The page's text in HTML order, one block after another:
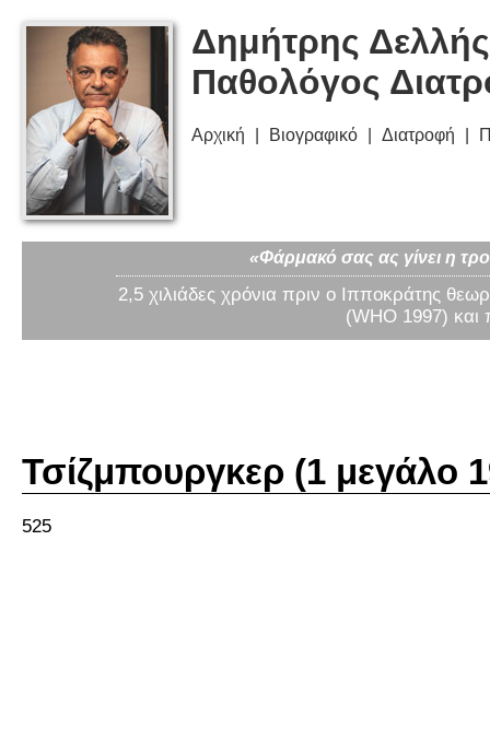
Δημήτρης
Παθολόγος
Αρχική Βιογραφικό Διατροφή
«Φάρμακό σας ας γίνει η
2,5 χιλιάδες χρόνια πριν ο Ιπποκράτης
(WHO 1997) και
Τσίζμπουργκερ (1 μεγάλο
525